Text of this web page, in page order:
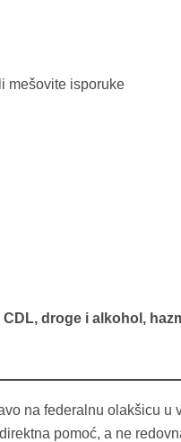
mešovite isporuke
CDL, droge i alkohol,
na federalnu olakšicu u
pomoć, a ne